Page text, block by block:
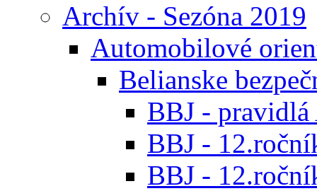
Archív - Sezóna 2019
Automobilové
Belianske
BBJ - pravidlá
BBJ -
BBJ -